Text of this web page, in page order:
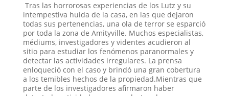
Tras las horrorosas experiencias de los Lutz y su
intempestiva huida de la casa, en las que dejaron
todas sus pertenencias, una ola de terror se esparció
por toda la zona de Amityville. Muchos especialistas,
médiums, investigadores y videntes acudieron al
sitio para estudiar los fenómenos paranormales y
detectar las actividades irregulares. La prensa
enloqueció con el caso y brindó una gran cobertura
a los temibles hechos de la propiedad.Mientras que
parte de los investigadores afirmaron haber